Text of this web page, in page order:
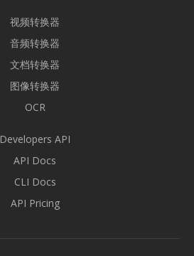
视频转换器
音频转换器
文档转换器
图像转换器
OCR
Developers API
API Docs
CLI Docs
API Pricing